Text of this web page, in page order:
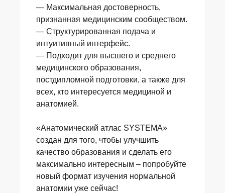
— Максимальная достоверность,
признанная медицинским сообществом.
— Структурированная подача и
интуитивный интерфейс.
— Подходит для высшего и среднего
медицинского образования,
постдипломной подготовки, а также для
всех, кто интересуется медициной и
анатомией.
«Анатомический атлас SYSTEMA»
создан для того, чтобы улучшить
качество образования и сделать его
максимально интересным – попробуйте
новый формат изучения нормальной
анатомии уже сейчас!